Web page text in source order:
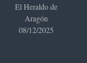
El Heraldo de
Aragón
08/12/2025